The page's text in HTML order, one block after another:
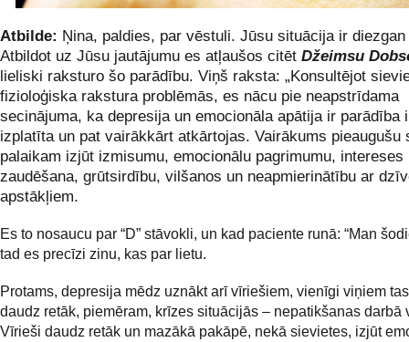
Atbilde: Ņina, paldies, par vēstuli. Jūsu situācija ir
Atbildot uz Jūsu jautājumu es atļaušos citēt Džeimsu
lieliski raksturo šo parādību. Viņš raksta: „Konsultējot
fizioloģiska rakstura problēmās, es nācu pie neapstrīdama
secinājuma, ka depresija un emocionāla apātija ir parādība
izplatīta un pat vairākkārt atkārtojas. Vairākums pieaugušu
palaikam izjūt izmisumu, emocionālu pagrimumu, intereses
zaudēšana, grūtsirdību, vilšanos un neapmierinātību ar
apstākļiem.
Es to nosaucu par “D” stāvokli, un kad paciente runā: “Man
tad es precīzi zinu, kas par lietu.
Protams, depresija mēdz uznākt arī vīriešiem, vienīgi viņiem
daudz retāk, piemēram, krīzes situācijās – nepatikšanas darbā
Vīrieši daudz retāk un mazākā pakāpē, nekā sievietes, izjūt